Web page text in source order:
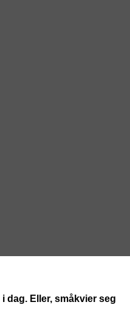
dag. Eller, småkvier seg